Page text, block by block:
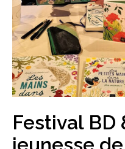
Festival